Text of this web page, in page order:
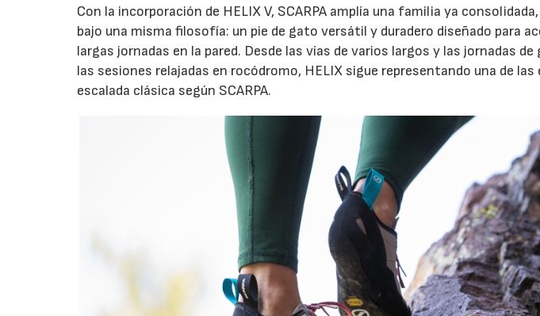
Con la incorporación de HELIX V, SCARPA amplía una familia ya
bajo una misma filosofía: un pie de gato versátil y duradero diseñado para
largas jornadas en la pared. Desde las vías de varios largos y las jornadas
las sesiones relajadas en rocódromo, HELIX sigue representando una de
escalada clásica según SCARPA.